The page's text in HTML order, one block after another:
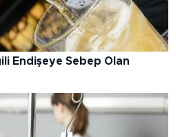
Endişeye Sebep Olan